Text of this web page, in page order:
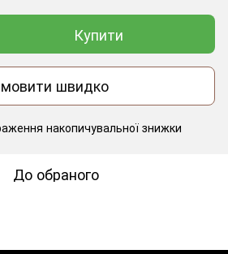
Купити
швидко
накопичувальної знижки
До обраного